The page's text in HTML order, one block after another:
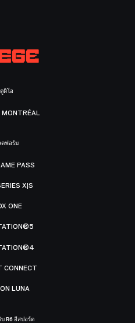
ดิโอ
ตฟอร์ม
PASS
X|S
ONE
CONNECT
LUNA
R6 อีสปอร์ต